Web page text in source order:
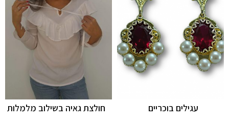
חולצת גאיה בשילוב מלמלות עגילים בוכריים